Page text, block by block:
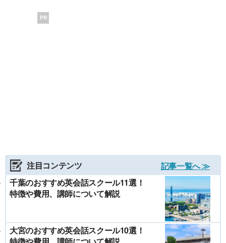
PR
注目コンテンツ
記事一覧へ ≫
千葉のおすすめ英会話スクール11選！
特徴や費用、講師について解説
大宮のおすすめ英会話スクール10選！